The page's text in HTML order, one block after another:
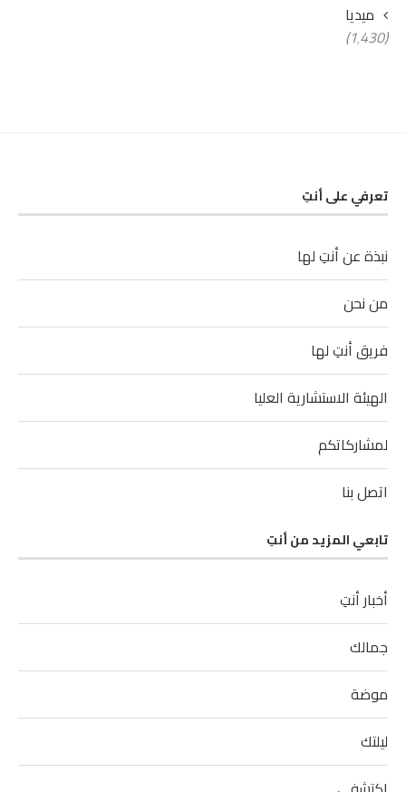
ميديا
(1٬430)
تعرفي على أنتِ
نبذة عن أنتِ لها
من نحن
فريق أنتِ لها
الهيئة الاستشارية العليا
لمشاركاتكم
اتصل بنا
تابعي المزيد من أنتِ
أخبار أنتِ
جمالك
موضة
ليلتك